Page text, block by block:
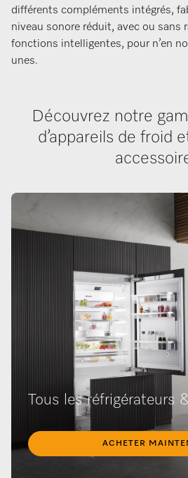
différents compléments intégrés,
niveau sonore réduit, avec ou sans
fonctions intelligentes, pour n’en
unes.
Découvrez notre
d’appareils de froid
Tous les réfrigérateurs
ACHETER